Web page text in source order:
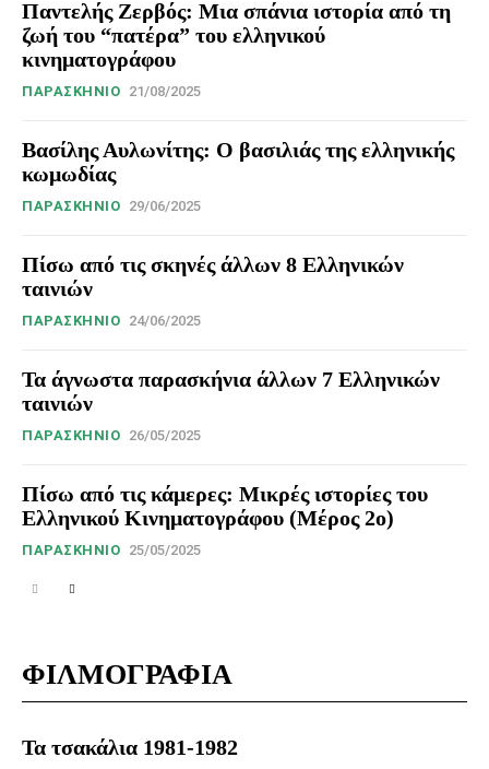
Παντελής Ζερβός: Μια σπάνια ιστορία από τη
ζωή του “πατέρα” του ελληνικού
κινηματογράφου
ΠΑΡΑΣΚΉΝΙΟ 21/08/2025
Βασίλης Αυλωνίτης: Ο βασιλιάς της ελληνικής
κωμωδίας
ΠΑΡΑΣΚΉΝΙΟ 29/06/2025
Πίσω από τις σκηνές άλλων 8 Ελληνικών
ταινιών
ΠΑΡΑΣΚΉΝΙΟ 24/06/2025
Τα άγνωστα παρασκήνια άλλων 7 Ελληνικών
ταινιών
ΠΑΡΑΣΚΉΝΙΟ 26/05/2025
Πίσω από τις κάμερες: Μικρές ιστορίες του
Ελληνικού Κινηματογράφου (Μέρος 2ο)
ΠΑΡΑΣΚΉΝΙΟ 25/05/2025
ΦΙΛΜΟΓΡΑΦΙΑ
Τα τσακάλια 1981-1982